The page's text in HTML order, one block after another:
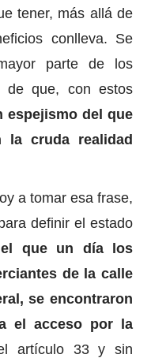
tener, más allá de
conlleva. Se
parte de los
de que, con estos
espejismo del que
la cruda realidad
a tomar esa frase,
definir el estado
que un día los
de la calle
se encontraron
el acceso por la
artículo 33 y sin